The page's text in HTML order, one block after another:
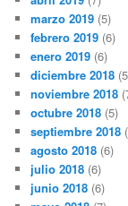
marzo 2019 (5)
febrero 2019 (6)
enero 2019 (6)
diciembre 2018
noviembre 2018
octubre 2018 (5)
septiembre 2018
agosto 2018 (6)
julio 2018 (6)
junio 2018 (6)